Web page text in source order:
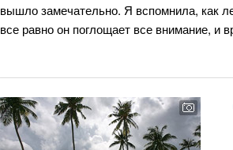
вышло замечательно. Я вспомнила, как
все равно он поглощает все внимание, и